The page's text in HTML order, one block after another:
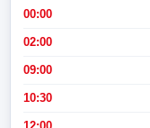
00:00
02:00
09:00
10:30